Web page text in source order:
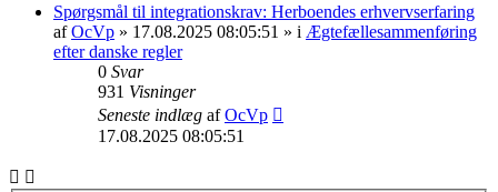
Spørgsmål til integrationskrav: Herboendes erhvervserfaring
afOcVp » 17.08.2025 08:05:51 » i Ægtefællesammenføring
efter danske regler
0 Svar
931 Visninger
Seneste indlæg afOcVp
17.08.2025 08:05:51